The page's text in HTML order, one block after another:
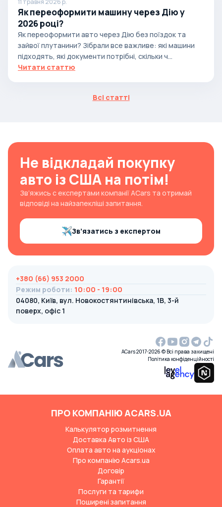
11 травня 2026 р.
Як переоформити машину через Дію у
2026 році?
Як переоформити авто через Дію без поїздок та
зайвої плутанини? Зібрали все важливе: які машини
підходять, які документи потрібні, скільки ч...
Читати статтю
Всі статті
Не відкладай покупку
авто із США на потім!
Зв’яжись с експертами компанії ACars та отримай
відповіді на найзапекліші запитання.
Зв’язатись з експертом
+380 (66) 953 2000
Режим роботи: 10:00 - 19:00
04080, Київ, вул. Новокостянтинівська, 1В, 3-й
поверх, офіс 1
ACars 2017-2026 © Всі права захищені
Політика конфіденційності
ПРО КОМПАНІЮ ACARS.UA
Калькулятор розмитнення
Доставка Авто із США
Оплата авто на аукціонах
Про компанію Acars.ua
Договір
Гарантії
Послуги та тарифи
Поширені запитання